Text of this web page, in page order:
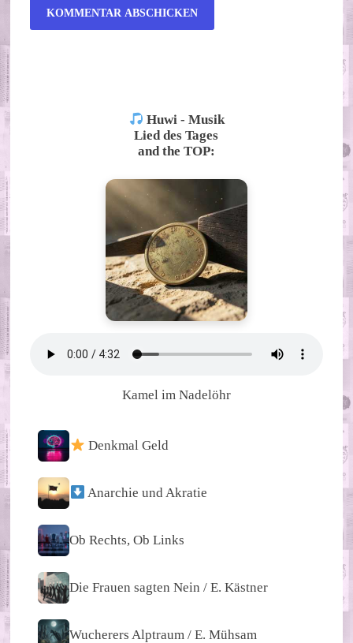
Huwi - Musik
Lied des Tages
and the TOP:
Kamel im Nadelöhr
Denkmal Geld
Anarchie und Akratie
Ob Rechts, Ob Links
Die Frauen sagten Nein / E. Kästner
Wucherers Alptraum / E. Mühsam